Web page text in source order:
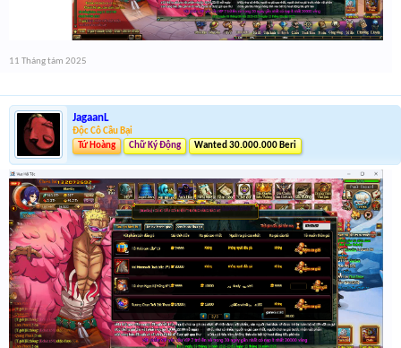
11 Tháng tám 2025
JagaanL
Độc Cô Cầu Bại
Tứ Hoàng
Chữ Ký Động Wanted 30.000.000 Beri